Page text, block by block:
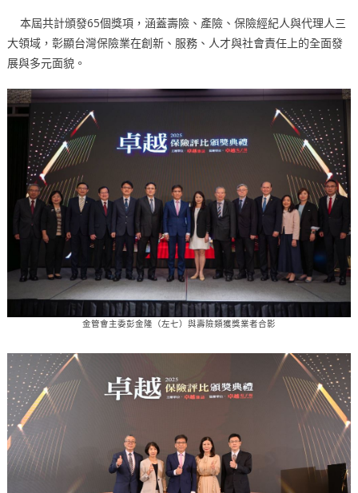
本屆共計頒發65個獎項，涵蓋壽險、產險、保險經紀人與代理人三
大領域，彰顯台灣保險業在創新、服務、人才與社會責任上的全面發
展與多元面貌。
金管會主委彭金隆（左七）與壽險類獲獎業者合影